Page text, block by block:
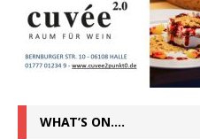
WHAT’S ON….